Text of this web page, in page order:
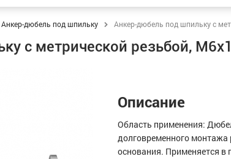
Анкер-дюбель под шпильку Анкер-дюбель под шпильку с
с метрической резьбой,
Описание
Область применения:
долговременного
основания. Применяется